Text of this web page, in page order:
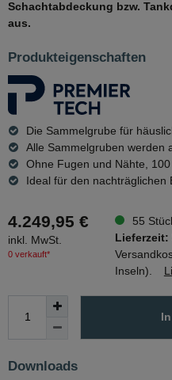
Schachtabdeckung bzw.
aus.
Produkteigenschaften
Die Sammelgrube für
Alle Sammelgruben werden
Ohne Fugen und Nähte,
Ideal für den nachträglichen
4.249,95 €
inkl. MwSt.
0 verkauft*
55
Lieferzeit:
Inseln).
Downloads